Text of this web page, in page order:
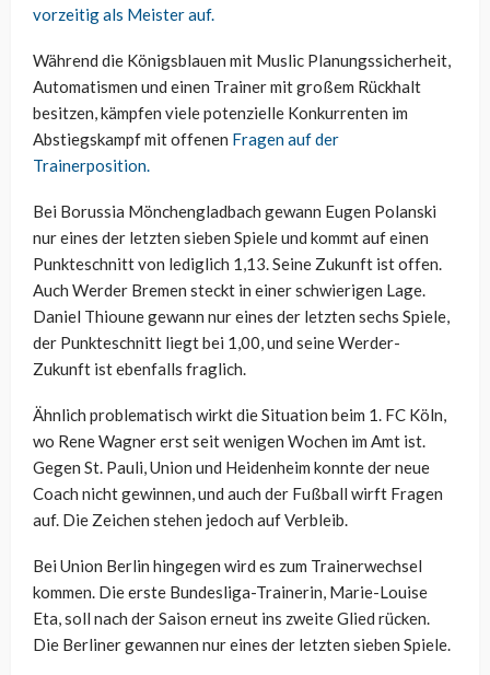
vorzeitig als Meister auf.
Während die Königsblauen mit Muslic Planungssicherheit,
Automatismen und einen Trainer mit großem Rückhalt
besitzen, kämpfen viele potenzielle Konkurrenten im
Abstiegskampf mit offenen Fragen auf der
Trainerposition.
Bei Borussia Mönchengladbach gewann Eugen Polanski
nur eines der letzten sieben Spiele und kommt auf einen
Punkteschnitt von lediglich 1,13. Seine Zukunft ist offen.
Auch Werder Bremen steckt in einer schwierigen Lage.
Daniel Thioune gewann nur eines der letzten sechs Spiele,
der Punkteschnitt liegt bei 1,00, und seine Werder-
Zukunft ist ebenfalls fraglich.
Ähnlich problematisch wirkt die Situation beim 1. FC Köln,
wo Rene Wagner erst seit wenigen Wochen im Amt ist.
Gegen St. Pauli, Union und Heidenheim konnte der neue
Coach nicht gewinnen, und auch der Fußball wirft Fragen
auf. Die Zeichen stehen jedoch auf Verbleib.
Bei Union Berlin hingegen wird es zum Trainerwechsel
kommen. Die erste Bundesliga-Trainerin, Marie-Louise
Eta, soll nach der Saison erneut ins zweite Glied rücken.
Die Berliner gewannen nur eines der letzten sieben Spiele.